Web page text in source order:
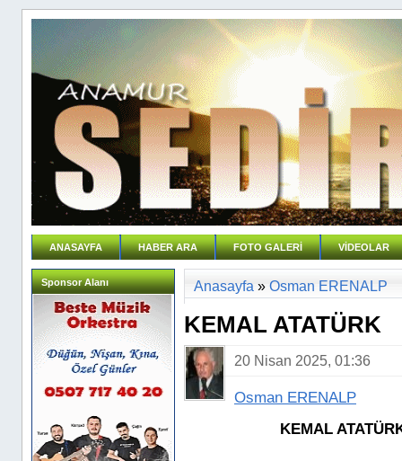
ANASAYFA HABER ARA FOTO GALERİ VİDEOLAR
Sponsor Alanı Anasayfa » Osman ERENALP
KEMAL ATATÜRK
20 Nisan 2025, 01:36
Osman ERENALP
KEMAL